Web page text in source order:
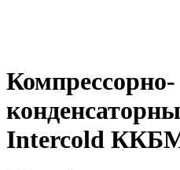
Компрессорно-
Intercold